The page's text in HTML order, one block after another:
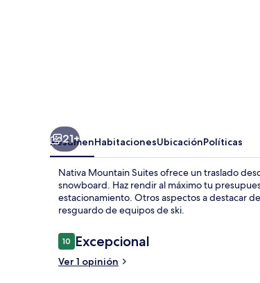
21+
ResumenHabitacionesUbicaciónPolíticas
Nativa Mountain Suites ofrece un traslado
snowboard. Haz rendir al máximo tu
estacionamiento. Otros aspectos a destacar
resguardo de equipos de ski.
Opiniones
1010 de 10,
Excepcional
Ver 1 opinión